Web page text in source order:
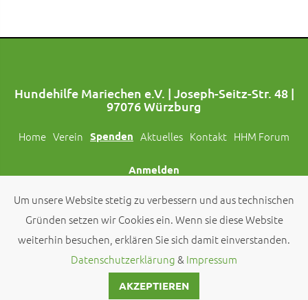
Hundehilfe Mariechen e.V. | Joseph-Seitz-Str. 48 |
97076 Würzburg
Home Verein Spenden Aktuelles Kontakt HHM Forum
Anmelden
Folgt uns auch auf Social Media!
© 2026 byHundehilfe Mariechen e.V.
Um unsere Website stetig zu verbessern und aus technischen
Gründen setzen wir Cookies ein. Wenn sie diese Website
weiterhin besuchen, erklären Sie sich damit einverstanden.
Datenschutzerklärung& Impressum
AKZEPTIEREN